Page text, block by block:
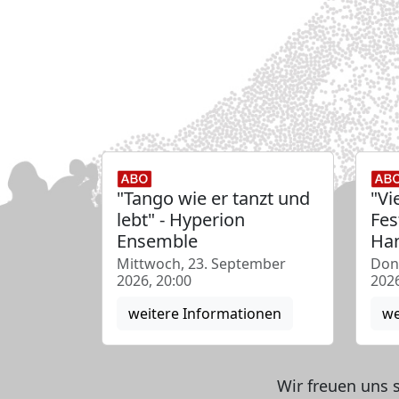
"Tango wie er tanzt und
lebt" - Hyperion
Ensemble
Mittwoch, 23. September
2026, 20:00
weitere Informationen
Wir freuen uns